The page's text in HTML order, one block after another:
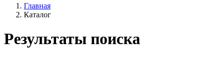
Главная
Каталог
Результаты поиска